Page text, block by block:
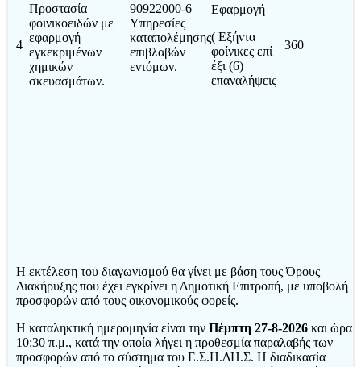
4
Προστασία
φοινικοειδών με
εφαρμογή
εγκεκριμένων
χημικών
σκευασμάτων.
90922000-6
Υπηρεσίες
καταπολέμησης
επιβλαβών
εντόμων.
Εφαρμογή
( Εξήντα
φοίνικες επί
έξι (6)
επαναλήψεις
360
Η εκτέλεση του διαγωνισμού θα γίνει με βάση τους Όρους
Διακήρυξης που έχει εγκρίνει η Δημοτική Επιτροπή, με υποβολή
προσφορών από τους οικονομικούς φορείς.
Η καταληκτική ημερομηνία είναι την Πέμπτη 27-8-2026 και ώρα
10:30 π.μ., κατά την οποία λήγει η προθεσμία παραλαβής των
προσφορών από το σύστημα του Ε.Σ.Η.ΔΗ.Σ. Η διαδικασία